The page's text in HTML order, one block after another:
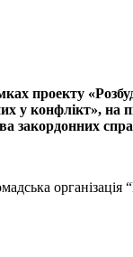
проекту
у конфлікт», на
закордонних